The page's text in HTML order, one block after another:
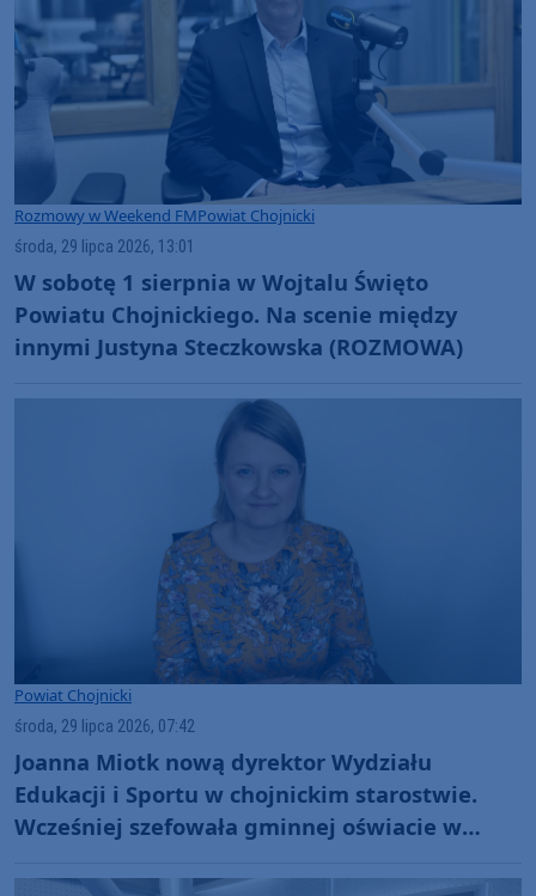
Rozmowy w Weekend FMPowiat Chojnicki
środa, 29 lipca 2026, 13:01
W sobotę 1 sierpnia w Wojtalu Święto
Powiatu Chojnickiego. Na scenie między
innymi Justyna Steczkowska (ROZMOWA)
Powiat Chojnicki
środa, 29 lipca 2026, 07:42
Joanna Miotk nową dyrektor Wydziału
Edukacji i Sportu w chojnickim starostwie.
Wcześniej szefowała gminnej oświacie w